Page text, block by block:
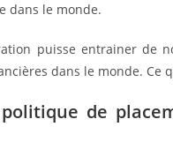
dans le monde.
puisse entrainer de
dans le monde.
de